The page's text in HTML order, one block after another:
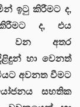
ඉටු කිරීමට ද,
ද, එය
වන අතර
හා වෙනත්
අවනත වීමට
සහතික